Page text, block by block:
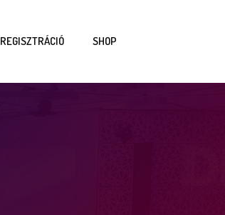
REGISZTRÁCIÓ SHOP